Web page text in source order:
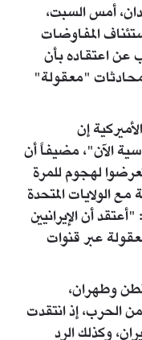
أمس السبت،
المفاوضات
عن اعتقاده بأن
"معقولة"
إن
الآن"، مضيفاً أن
لهجوم للمرة
الولايات المتحدة
أن الإيرانيين
عبر قنوات
وطهران،
الحرب، إذ انتقدت
وكذلك الرد